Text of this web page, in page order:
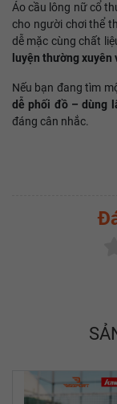
Áo cầu lông nữ cổ
cho người chơi thể
dễ mặc cùng chất
luyện thường
Nếu bạn đang tìm
dễ phối đồ – dùng
đáng cân nhắc.